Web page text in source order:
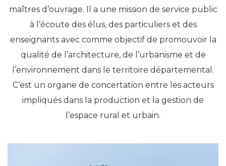
maîtres d’ouvrage. Il a une mission de service public
à l’écoute des élus, des particuliers et des
enseignants avec comme objectif de promouvoir la
qualité de l’architecture, de l’urbanisme et de
l’environnement dans le territoire départemental.
C’est un organe de concertation entre les acteurs
impliqués dans la production et la gestion de
l’espace rural et urbain.